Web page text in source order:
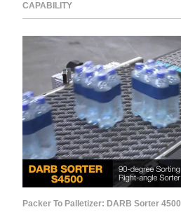
CAPABILITY
Packer To Palletizer: DARB Sorter 4500